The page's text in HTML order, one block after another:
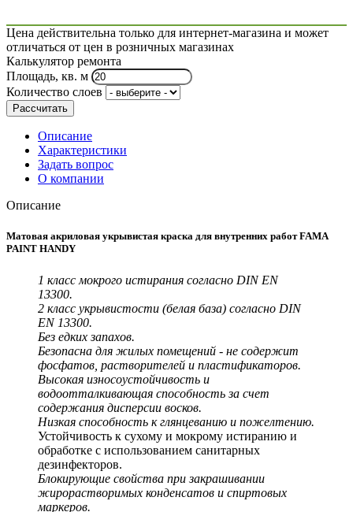
Цена действительна только для интернет-магазина и может
отличаться от цен в розничных магазинах
Калькулятор ремонта
Площадь, кв. м
Количество слоев
Рассчитать
Описание
Характеристики
Задать вопрос
О компании
Описание
Матовая акриловая укрывистая краска для внутренних работ FAMA
PAINT HANDY
1 класс мокрого истирания согласно DIN EN
13300.
2 класс укрывистости (белая база) согласно DIN
EN 13300.
Без едких запахов.
Безопасна для жилых помещений - не содержит
фосфатов, растворителей и пластификаторов.
Высокая износоустойчивость и
водоотталкивающая способность за счет
содержания дисперсии восков.
Низкая способность к глянцеванию и пожелтению.
Устойчивость к сухому и мокрому истиранию и
обработке с использованием санитарных
дезинфекторов.
Блокирующие свойства при закрашивании
жирорастворимых конденсатов и спиртовых
маркеров.